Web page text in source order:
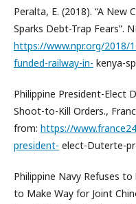
Peralta, E. (2018). “A New
Sparks Debt-Trap Fears”.
https://www.npr.org/2018/
funded-railway-in- kenya-
Philippine President-Elect
Shoot-to-Kill Orders.,
from: https://
president- elect-Duterte-
Philippine Navy Refuses
to Make Way for Joint